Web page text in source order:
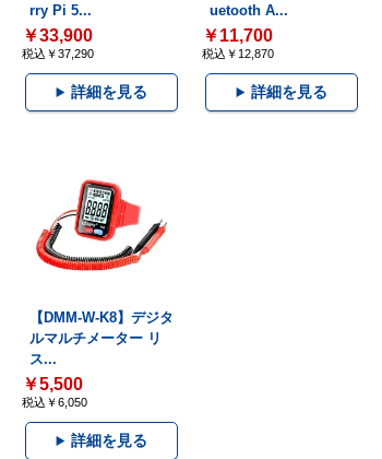
rry Pi 5...
￥33,900
税込￥37,290
詳細を見る
uetooth A...
￥11,700
税込￥12,870
詳細を見る
【DMM-W-K8】デジタ
ルマルチメーター リ
ス...
￥5,500
税込￥6,050
詳細を見る